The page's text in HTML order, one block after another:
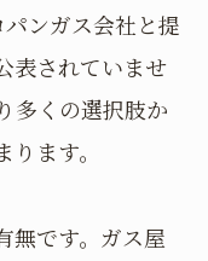
ンガス会社と提
表されていませ
多くの選択肢か
ます。
無です。ガス屋